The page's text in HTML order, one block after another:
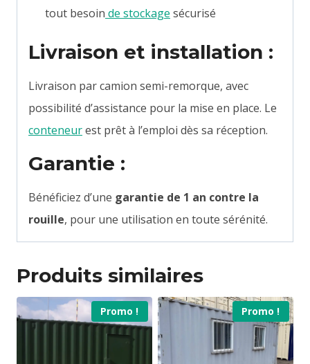
tout besoin de stockage sécurisé
Livraison et installation :
Livraison par camion semi-remorque, avec
possibilité d’assistance pour la mise en place. Le
conteneurest prêt à l’emploi dès sa réception.
Garantie :
Bénéficiez d’une garantie de 1 an contre la
rouille, pour une utilisation en toute sérénité.
Produits similaires
Promo ! Promo !